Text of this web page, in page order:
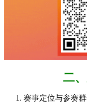
二
赛事定位与参赛